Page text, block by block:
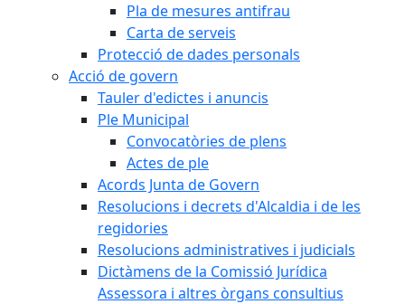
Pla de mesures antifrau
Carta de serveis
Protecció de dades personals
Acció de govern
Tauler d'edictes i anuncis
Ple Municipal
Convocatòries de plens
Actes de ple
Acords Junta de Govern
Resolucions i decrets d'Alcaldia i de les
regidories
Resolucions administratives i judicials
Dictàmens de la Comissió Jurídica
Assessora i altres òrgans consultius